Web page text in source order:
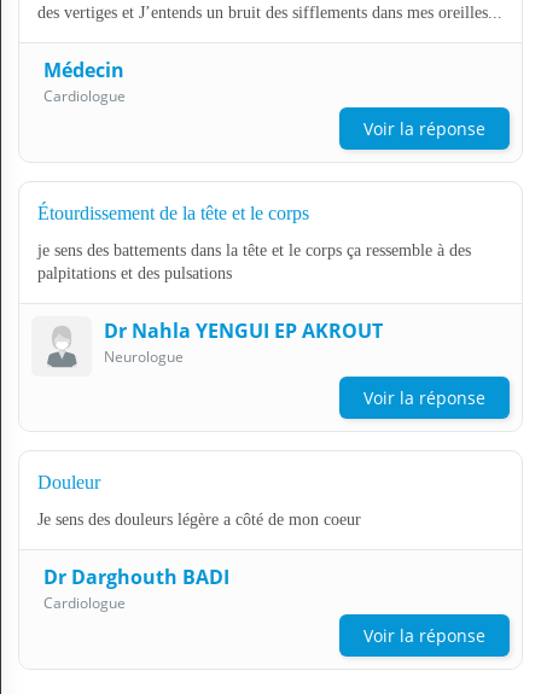
des vertiges et J’entends un bruit des sifflements dans mes oreilles...
Médecin
Cardiologue
Voir la réponse
Étourdissement de la tête et le corps
je sens des battements dans la tête et le corps ça ressemble à des
palpitations et des pulsations
Dr Nahla YENGUI EP AKROUT
Neurologue
Voir la réponse
Douleur
Je sens des douleurs légère a côté de mon coeur
Dr Darghouth BADI
Cardiologue
Voir la réponse